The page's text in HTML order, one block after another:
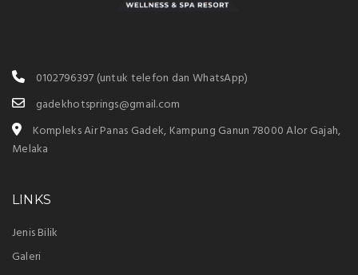
0102796397 (untuk telefon dan WhatsApp)
gadekhotsprings@gmail.com
Kompleks Air Panas Gadek, Kampung Ganun 78000 Alor Gajah,
Melaka
LINKS
Jenis Bilik
Galeri